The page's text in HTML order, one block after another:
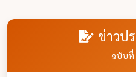
ข่าวป
ฉบับที่